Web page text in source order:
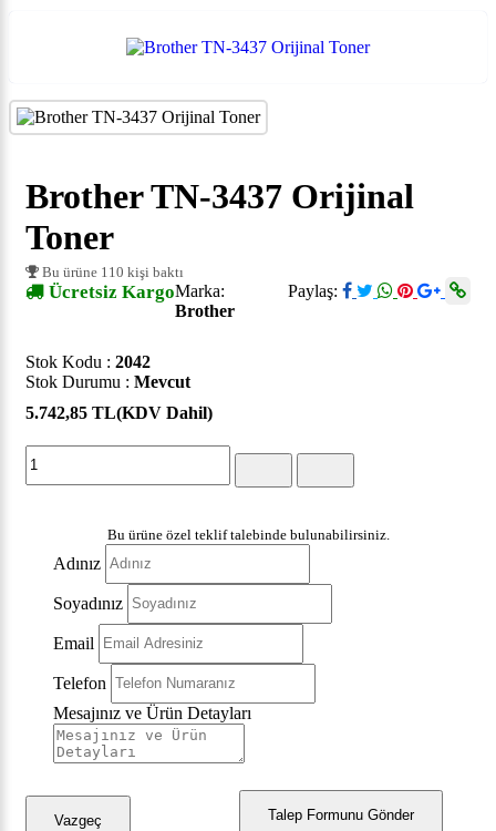
Brother TN-3437 Orijinal
Toner
Bu ürüne 110 kişi baktı
Ücretsiz Kargo Paylaş:
Marka:
Brother
Stok Kodu : 2042
Stok Durumu : Mevcut
5.742,85 TL(KDV Dahil)
Bu ürüne özel teklif talebinde bulunabilirsiniz.
Adınız
Soyadınız
Email
Telefon
Mesajınız ve Ürün Detayları
Talep Formunu Gönder
Vazgeç